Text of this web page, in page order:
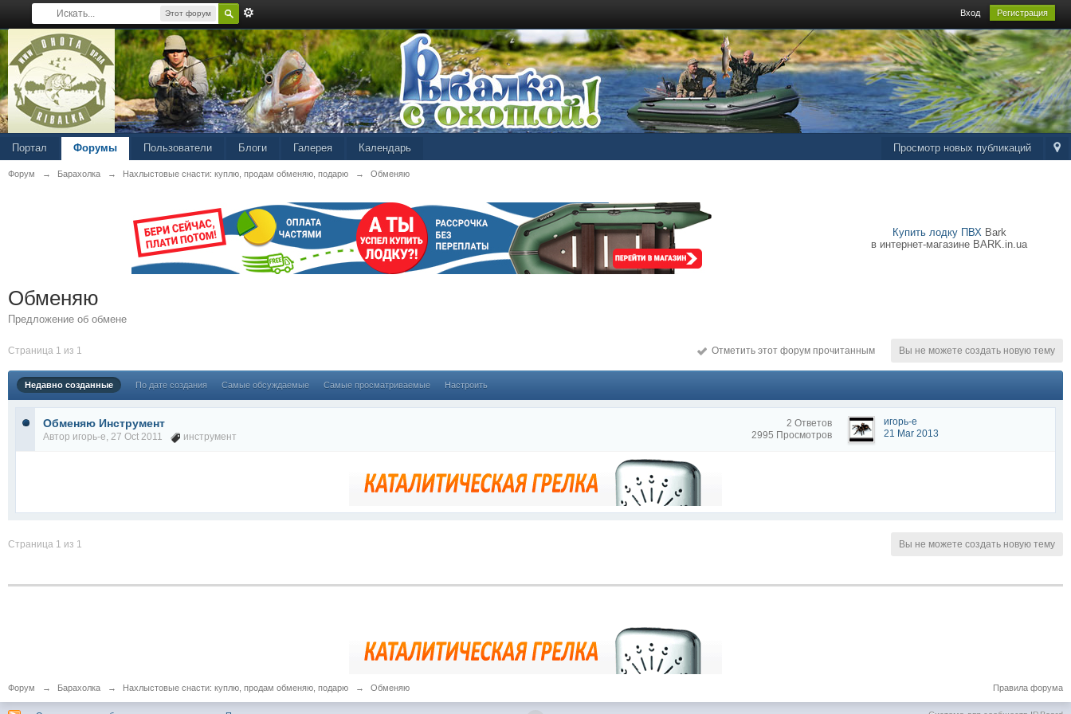
Этот форум Вход Регистрация
Просмотр новых публикаций
Портал Форумы Пользователи Блоги Галерея Календарь
Форум → Барахолка → Нахлыстовые снасти: куплю, продам обменяю, подарю → Обменяю
Купить лодку ПВХBark
в интернет-магазине BARK.in.ua
Обменяю
Предложение об обмене
Страница 1 из 1 Вы не можете создать новую тему
Отметить этот форум прочитанным
Недавно созданные По дате создания Самые обсуждаемые Самые просматриваемые Настроить
Обменяю Инструмент
Автор игорь-е, 27 Oct 2011 инструмент
2 Ответов
2995 Просмотров
игорь-е
21 Mar 2013
Страница 1 из 1 Вы не можете создать новую тему
Форум → Барахолка → Нахлыстовые снасти: куплю, продам обменяю, подарю → Обменяю Правила форума